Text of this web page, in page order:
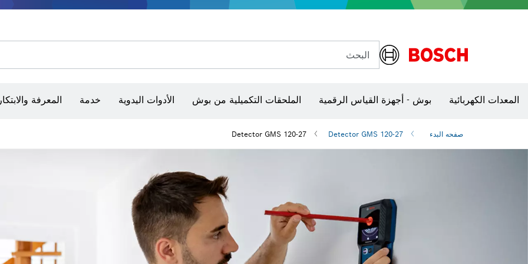
البحث
المعدات الكهربائية بوش - أجهزة القياس الرقمية الملحقات التكميلية من بوش الأدوات اليدوية خدمة المعرفة والابتكار
صفحه البدء Detector GMS 120-27
Detector GMS 120-27